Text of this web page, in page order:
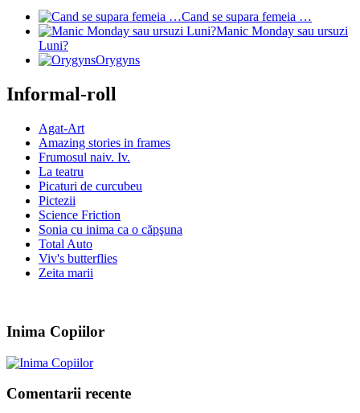
Cand se supara femeia …
Manic Monday sau ursuzi
Luni?
Orygyns
Informal-roll
Agat-Art
Amazing stories in frames
Frumosul naiv. Iv.
La teatru
Picaturi de curcubeu
Pictezii
Science Friction
Sonia cu inima ca o căpşuna
Total Auto
Viv's butterflies
Zeita marii
Inima Copiilor
Comentarii recente